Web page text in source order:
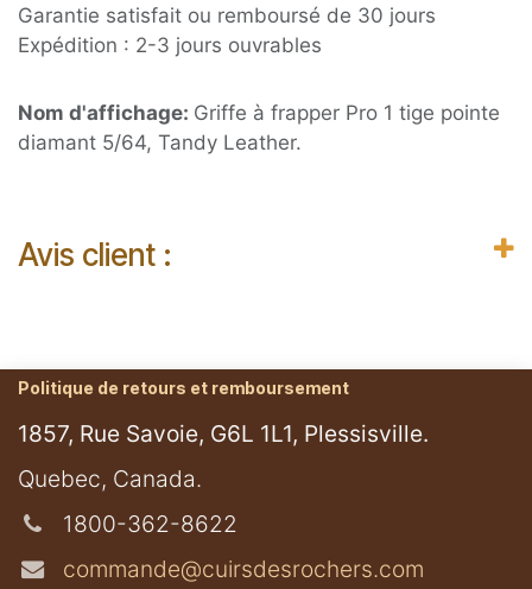
Garantie satisfait ou remboursé de 30 jours
Expédition : 2-3 jours ouvrables
Nom d'affichage: Griffe à frapper Pro 1 tige pointe
diamant 5/64, Tandy Leather.
Avis client :
Politique de retours et remboursement
1857, Rue Savoie, G6L 1L1, Plessisville.
​Quebec, Canada.
1800-362-8622
commande@cuirsdesrochers.com